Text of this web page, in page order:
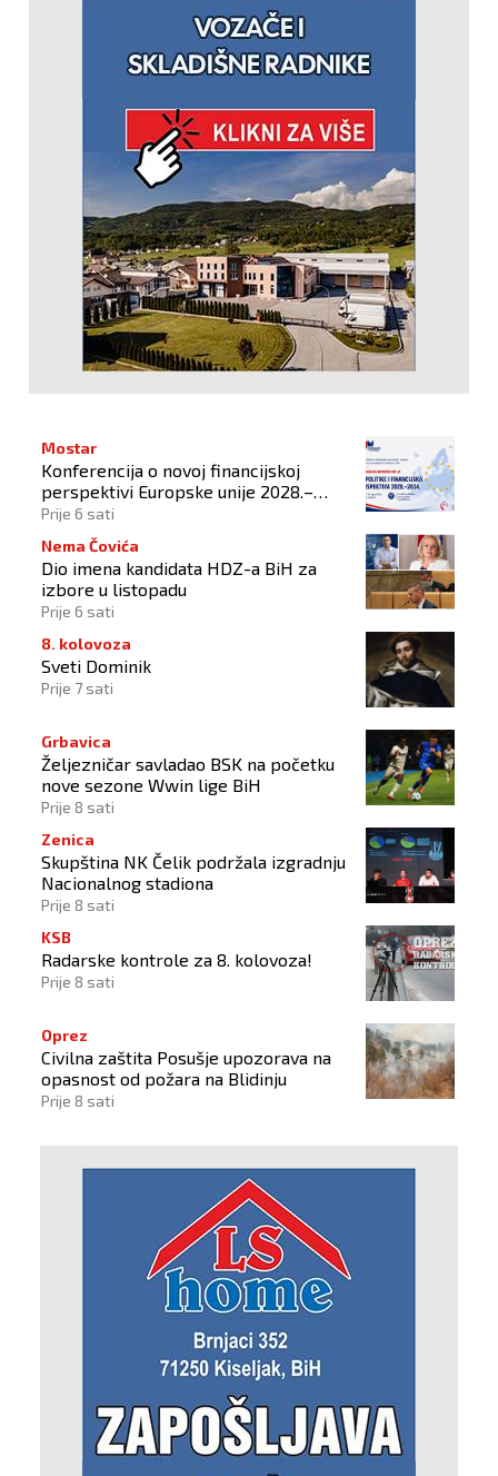
Mostar
Konferencija o novoj financijskoj
perspektivi Europske unije 2028.–
2034.
Prije 6 sati
Nema Čovića
Dio imena kandidata HDZ-a BiH za
izbore u listopadu
Prije 6 sati
8. kolovoza
Sveti Dominik
Prije 7 sati
Grbavica
Željezničar savladao BSK na početku
nove sezone Wwin lige BiH
Prije 8 sati
Zenica
Skupština NK Čelik podržala izgradnju
Nacionalnog stadiona
Prije 8 sati
KSB
Radarske kontrole za 8. kolovoza!
Prije 8 sati
Oprez
Civilna zaštita Posušje upozorava na
opasnost od požara na Blidinju
Prije 8 sati